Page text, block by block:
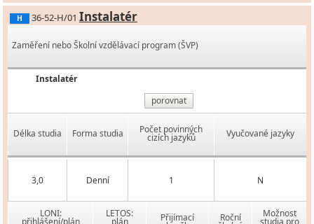
H 36-52-H/01 Instalatér
Zaměření nebo Školní vzdělávací program (ŠVP)
Instalatér
porovnat
Délka studia Forma studia Počet povinných
cizích jazyků Vyučované jazyky
3,0 Denní 1 N
LONI: LETOS: Přijímací Roční Možnost